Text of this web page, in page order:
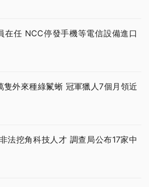
在任 NCC停發手機等電信設備進口
隻外來種綠鬣蜥 冠軍獵人7個月領近
法挖角科技人才 調查局公布17家中